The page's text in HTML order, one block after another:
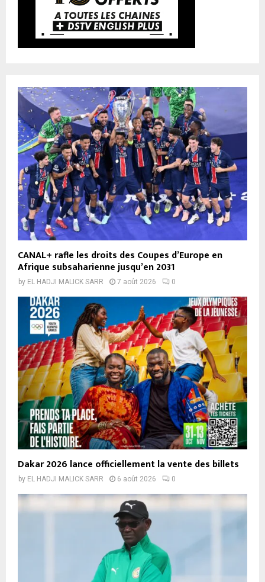
CANAL+ rafle les droits des Coupes d’Europe en
Afrique subsaharienne jusqu’en 2031
by EL HADJI MALICK SARR 7 août 2026 0
Dakar 2026 lance officiellement la vente des billets
by EL HADJI MALICK SARR 6 août 2026 0